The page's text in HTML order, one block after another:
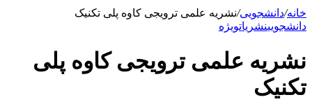
خانه/دانشجویی/نشریه علمی ترویجی کاوه پلی تکنیک
دانشجویینشریاتویژه
نشریه علمی ترویجی کاوه پلی
تکنیک